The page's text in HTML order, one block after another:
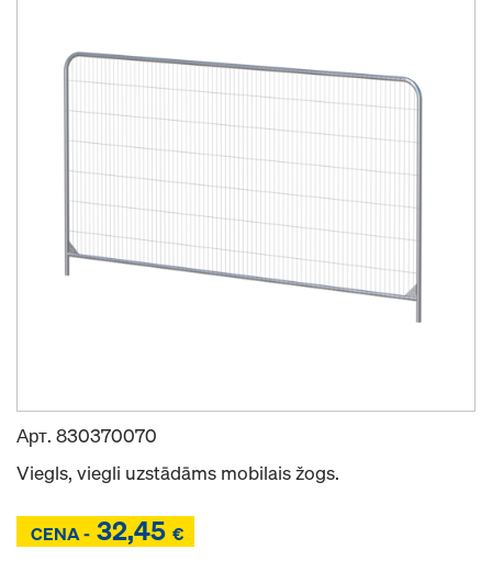
Арт. 830370070
Viegls, viegli uzstādāms mobilais žogs.
CENA - 32,45 €